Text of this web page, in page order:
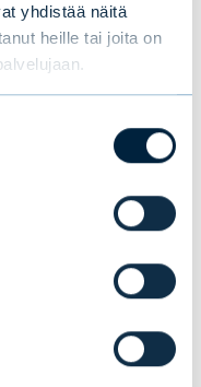
yhdistää näitä
heille tai joita on
1–6/2026: